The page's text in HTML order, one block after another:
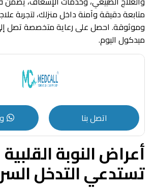
متابعة دقيقة وآمنة داخل منزلك، لتجربة
وموثوقة. احصل على رعاية متخصصة تصل
ميدكول اليوم.
اتصل بنا
أعراض النوبة
تستدعي التدخل